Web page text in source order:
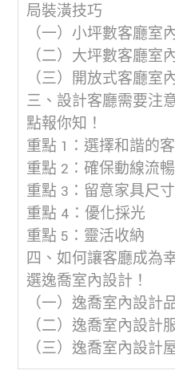
局裝潢技巧
（一）小坪數客廳室
（二）大坪數客廳室
（三）開放式客廳室
三、設計客廳需要注
點報你知！
重點 1：選擇和諧的
重點 2：確保動線流暢
重點 3：留意家具尺寸
重點 4：優化採光
重點 5：靈活收納
四、如何讓客廳成為
選逸喬室內設計！
（一）逸喬室內設計
（二）逸喬室內設計
（三）逸喬室內設計